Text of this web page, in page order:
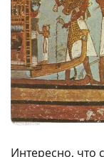
Интересно,